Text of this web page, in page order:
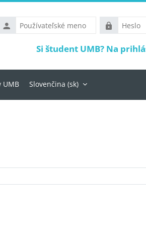
Používateľské
Heslo
Si študent UMB? Na
UMB Slovenčina ‎(sk)‎